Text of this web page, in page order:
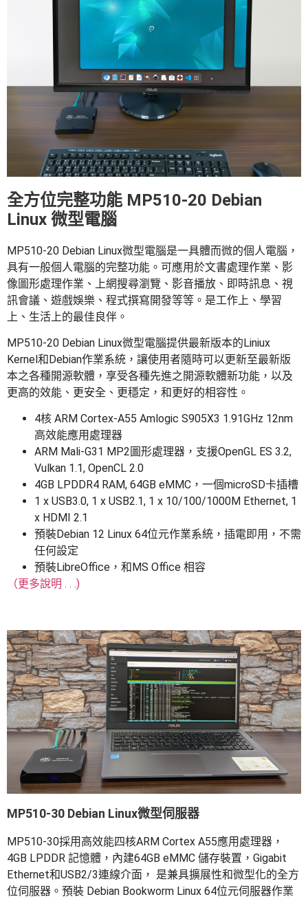
全方位完整功能 MP510-20 Debian
Linux 微型電腦
MP510-20 Debian Linux微型電腦是一具體而微的個人電腦，
具有一般個人電腦的完整功能。可應用於文書處理作業、影
像圖形處理作業、上網搜尋瀏覽、影音播放、即時訊息、視
訊會議、遊戲娛樂、程式撰寫開發等等。是工作上、學習
上、生活上的最佳良伴。
MP510-20 Debian Linux微型電腦提供最新版本的Liniux
Kernel和Debian作業系統，讓使用者隨時可以更新至最新版
本之各種開源軟體，享受各種先進之開源軟體新功能，以及
更高的效能、更安全、更穩定，和更好的相容性。
4核 ARM Cortex-A55 Amlogic S905X3 1.91GHz 12nm
高效能應用處理器
ARM Mali-G31 MP2圖形處理器，支援OpenGL ES 3.2,
Vulkan 1.1, OpenCL 2.0
4GB LPDDR4 RAM, 64GB eMMC，一個microSD卡插槽
1 x USB3.0, 1 x USB2.1, 1 x 10/100/1000M Ethernet, 1
x HDMI 2.1
預裝Debian 12 Linux 64位元作業系統，插電即用，不需
任何設定
預裝LibreOffice，和MS Office 相容
（更多說明 . . .)
MP510-30 Debian Linux微型伺服器
MP510-30採用高效能四核ARM Cortex A55應用處理器，
4GB LPDDR 記憶體，內建64GB eMMC 儲存裝置，Gigabit
Ethernet和USB2/3連線介面， 是兼具擴展性和微型化的全方
位伺服器。預裝 Debian Bookworm Linux 64位元伺服器作業